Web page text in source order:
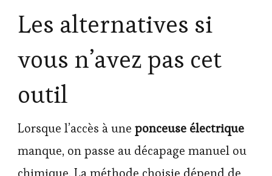
Les alternatives si
vous n’avez pas cet
outil
Lorsque l’accès à une ponceuse électrique
manque, on passe au décapage manuel ou